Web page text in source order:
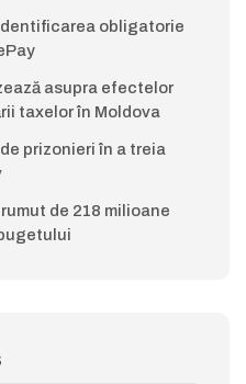
obligatorie
asupra efectelor
taxelor în Moldova
prizonieri în a treia
de 218 milioane